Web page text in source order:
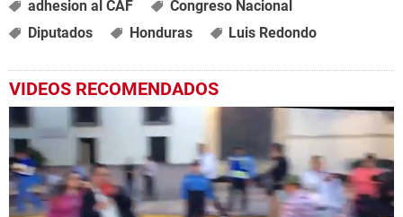
adhesion al CAF
Congreso Nacional
Diputados
Honduras Luis Redondo
VIDEOS RECOMENDADOS